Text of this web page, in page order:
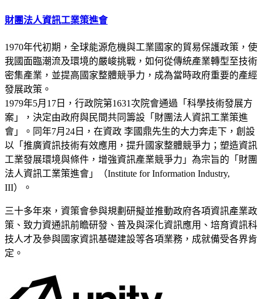
財團法人資訊工業策進會
1970年代初期，全球能源危機與工業國家的貿易保護政策，使
我國面臨潮流及環境的嚴峻挑戰，如何從傳統產業轉型至技術
密集產業，並提高國家整體競爭力，成為當時政府重要的產經
發展政策。
1979年5月17日，行政院第1631次院會通過「科學技術發展方
案」，決定由政府與民間共同籌設「財團法人資訊工業策進
會」。同年7月24日，在資政 李國鼎先生的大力奔走下，創設
以「推廣資訊技術有效應用，提升國家整體競爭力；塑造資訊
工業發展環境與條件，增強資訊產業競爭力」為宗旨的「財團
法人資訊工業策進會」（Institute for Information Industry,
III）。
三十多年來，資策會參與規劃研擬並推動政府各項資訊產業政
策、致力資通訊前瞻研發、普及與深化資訊應用、培育資訊科
技人才及參與國家資訊基礎建設等各項業務，成就備受各界肯
定。